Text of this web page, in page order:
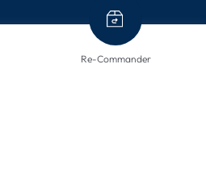
Re-Commander